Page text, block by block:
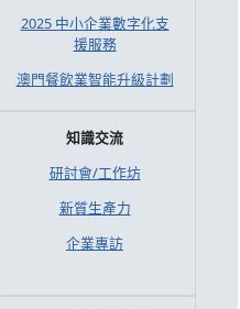
2025 中小企業數字化支
援服務
澳門餐飲業智能升級計劃
知識交流
研討會/工作坊
新質生產力
企業專訪